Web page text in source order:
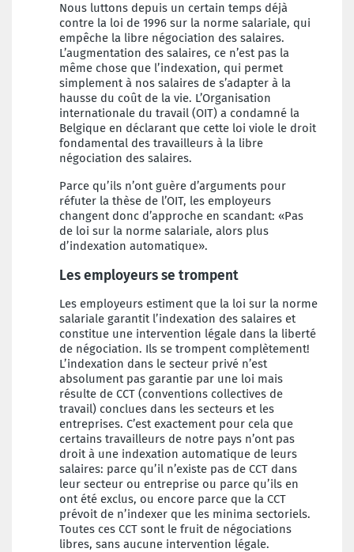
Nous luttons depuis un certain temps déjà
contre la loi de 1996 sur la norme salariale, qui
empêche la libre négociation des salaires.
L’augmentation des salaires, ce n’est pas la
même chose que l’indexation, qui permet
simplement à nos salaires de s’adapter à la
hausse du coût de la vie. L’Organisation
internationale du travail (OIT) a condamné la
Belgique en déclarant que cette loi viole le droit
fondamental des travailleurs à la libre
négociation des salaires.
Parce qu’ils n’ont guère d’arguments pour
réfuter la thèse de l’OIT, les employeurs
changent donc d’approche en scandant: «Pas
de loi sur la norme salariale, alors plus
d’indexation automatique».
Les employeurs se trompent
Les employeurs estiment que la loi sur la norme
salariale garantit l’indexation des salaires et
constitue une intervention légale dans la liberté
de négociation. Ils se trompent complètement!
L’indexation dans le secteur privé n’est
absolument pas garantie par une loi mais
résulte de CCT (conventions collectives de
travail) conclues dans les secteurs et les
entreprises. C’est exactement pour cela que
certains travailleurs de notre pays n’ont pas
droit à une indexation automatique de leurs
salaires: parce qu’il n’existe pas de CCT dans
leur secteur ou entreprise ou parce qu’ils en
ont été exclus, ou encore parce que la CCT
prévoit de n’indexer que les minima sectoriels.
Toutes ces CCT sont le fruit de négociations
libres, sans aucune intervention légale.